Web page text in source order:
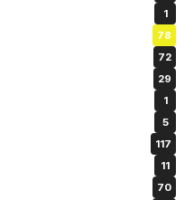
1
78
72
29
1
5
117
11
70